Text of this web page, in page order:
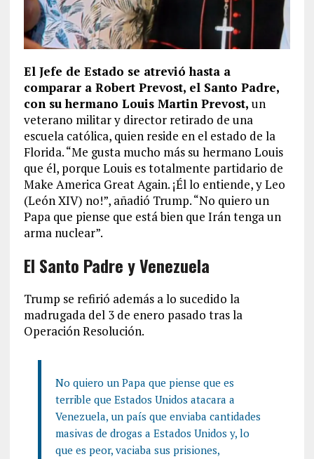
El Jefe de Estado se atrevió hasta a
comparar a Robert Prevost, el Santo Padre,
con su hermano Louis Martin Prevost, un
veterano militar y director retirado de una
escuela católica, quien reside en el estado de la
Florida. “Me gusta mucho más su hermano Louis
que él, porque Louis es totalmente partidario de
Make America Great Again. ¡Él lo entiende, y Leo
(León XIV) no!”, añadió Trump. “No quiero un
Papa que piense que está bien que Irán tenga un
arma nuclear”.
El Santo Padre y Venezuela
Trump se refirió además a lo sucedido la
madrugada del 3 de enero pasado tras la
Operación Resolución.
No quiero un Papa que piense que es
terrible que Estados Unidos atacara a
Venezuela, un país que enviaba cantidades
masivas de drogas a Estados Unidos y, lo
que es peor, vaciaba sus prisiones,